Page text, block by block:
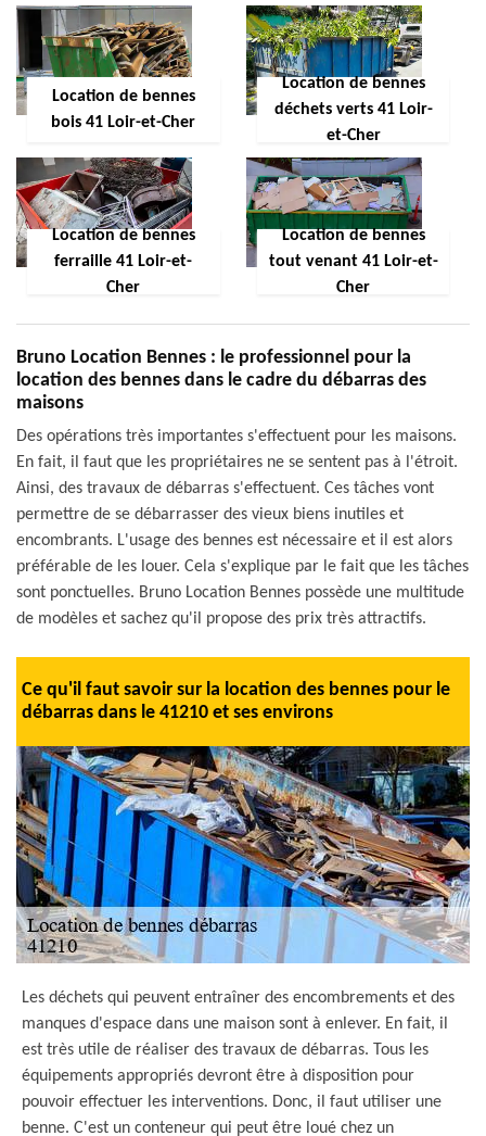
Location de bennes
bois 41 Loir-et-Cher
Location de bennes
déchets verts 41 Loir-
et-Cher
Location de bennes
ferraille 41 Loir-et-
Cher
Location de bennes
tout venant 41 Loir-et-
Cher
Bruno Location Bennes : le professionnel pour la
location des bennes dans le cadre du débarras des
maisons
Des opérations très importantes s'effectuent pour les maisons.
En fait, il faut que les propriétaires ne se sentent pas à l'étroit.
Ainsi, des travaux de débarras s'effectuent. Ces tâches vont
permettre de se débarrasser des vieux biens inutiles et
encombrants. L'usage des bennes est nécessaire et il est alors
préférable de les louer. Cela s'explique par le fait que les tâches
sont ponctuelles. Bruno Location Bennes possède une multitude
de modèles et sachez qu'il propose des prix très attractifs.
Ce qu'il faut savoir sur la location des bennes pour le
débarras dans le 41210 et ses environs
Les déchets qui peuvent entraîner des encombrements et des
manques d'espace dans une maison sont à enlever. En fait, il
est très utile de réaliser des travaux de débarras. Tous les
équipements appropriés devront être à disposition pour
pouvoir effectuer les interventions. Donc, il faut utiliser une
benne. C'est un conteneur qui peut être loué chez un